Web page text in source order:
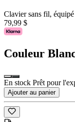
Clavier sans fil,
79,99 $
Couleur
En stock Prêt pour
Ajouter au panier